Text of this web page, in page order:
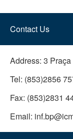
Contact Us
Address: 3
Tel: (853)2856
Fax: (853)2831
Email: